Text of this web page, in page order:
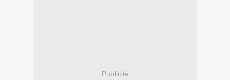
Publicité